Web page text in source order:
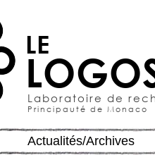
LE
Laboratoire de
Principauté de Monaco
Actualités/Archives